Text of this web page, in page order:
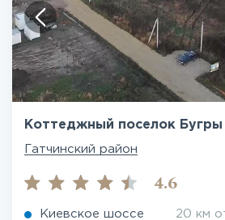
Коттеджный поселок Бугры
Гатчинский район
4.6
Киевское шоссе 20 км